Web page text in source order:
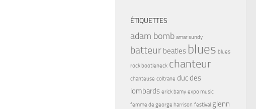
ÉTIQUETTES
adam bomb amar sundy
batteur beatles blues blues
rock bootleneck chanteur
chanteuse coltrane duc des
lombards erick bamy expo music
femme de george harrison festival glenn